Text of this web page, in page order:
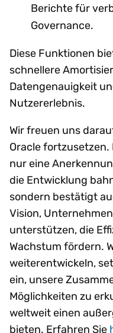
Berichte für
Governance.
Diese Funktionen
schnellere
Datengenauigkeit
Nutzererlebnis.
Wir freuen uns
Oracle
nur eine
die Entwicklung
sondern bestätigt
Vision,
unterstützen, die
Wachstum fördern.
weiterentwickeln,
ein, unsere
Möglichkeiten zu
weltweit einen
bieten. Erfahren Sie